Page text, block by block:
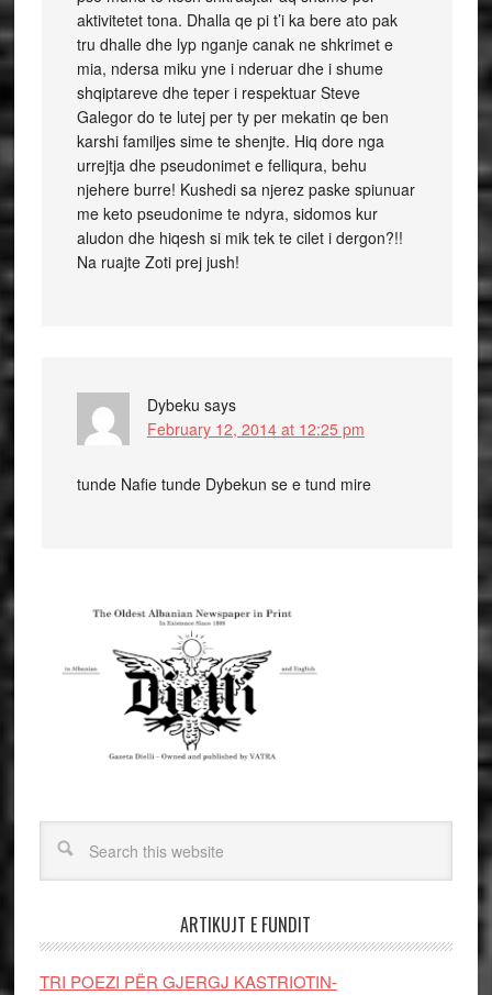
aktivitetet tona. Dhalla qe pi t’i ka bere ato pak
tru dhalle dhe lyp nganje canak ne shkrimet e
mia, ndersa miku yne i nderuar dhe i shume
shqiptareve dhe teper i respektuar Steve
Galegor do te lutej per ty per mekatin qe ben
karshi familjes sime te shenjte. Hiq dore nga
urrejtja dhe pseudonimet e felliqura, behu
njehere burre! Kushedi sa njerez paske spiunuar
me keto pseudonime te ndyra, sidomos kur
aludon dhe hiqesh si mik tek te cilet i dergon?!!
Na ruajte Zoti prej jush!
Dybeku says
February 12, 2014 at 12:25 pm
tunde Nafie tunde Dybekun se e tund mire
ARTIKUJT E FUNDIT
TRI POEZI PËR GJERGJ KASTRIOTIN-